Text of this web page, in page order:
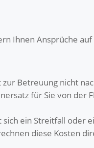
Ihnen Ansprüche
Betreuung nicht
für Sie von der
ein Streitfall
diese Kosten